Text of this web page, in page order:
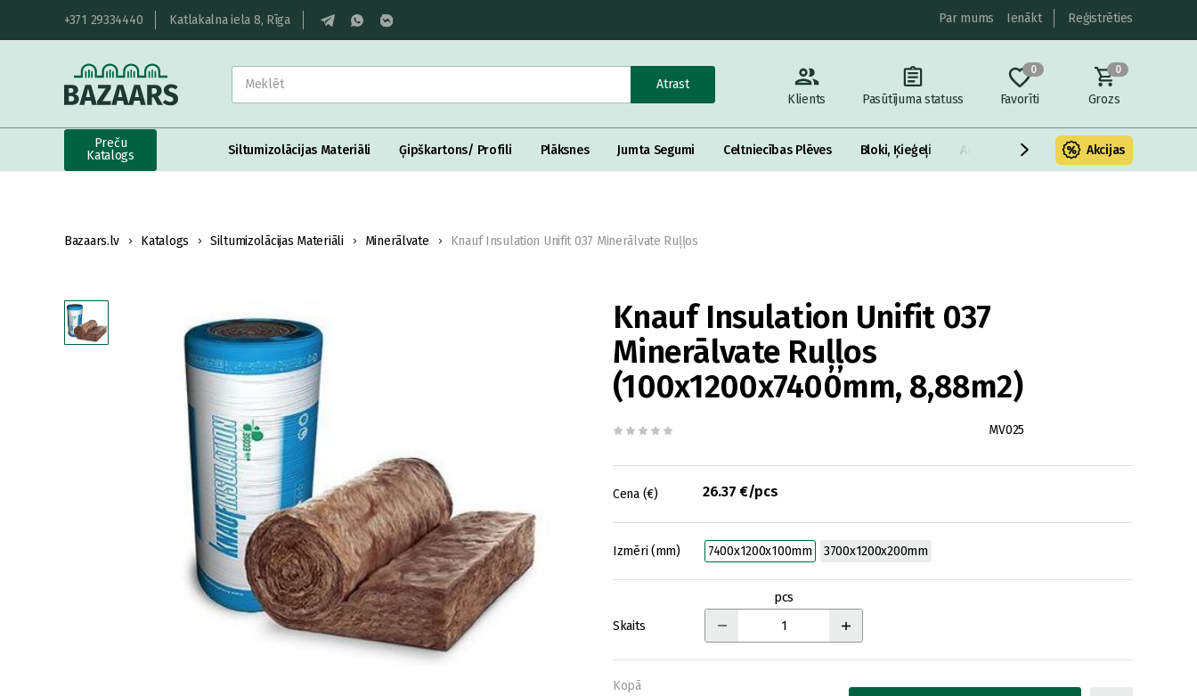
+371 29334440 Katlakalna iela 8, Rīga Par mums Ienākt Reģistrēties
Atrast
Klients
Pasūtījuma statuss
0
Favorīti
0
Grozs
Preču
Katalogs
Siltumizolācijas Materiāli Ģipškartons/ Profili Plāksnes Jumta Segumi Celtniecības Plēves Bloki, Ķieģeļi Armatūra un metāls Fasādes
Akcijas
Bazaars.lv Katalogs Siltumizolācijas Materiāli Minerālvate Knauf Insulation Unifit 037 Minerālvate Ruļļos
Knauf Insulation Unifit 037
Minerālvate Ruļļos
(100x1200x7400mm, 8,88m2)
MV025
Cena (€) 26.37 €/pcs
Izmēri (mm) 7400x1200x100mm 3700x1200x200mm
Skaits
pcs
Kopā